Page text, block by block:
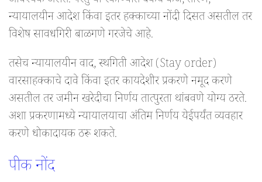
न्यायालयीन आदेश किंवा इतर हक्काच्या नोंदी दिसत असतील तर
विशेष सावधगिरी बाळगणे गरजेचे आहे.
तसेच न्यायालयीन वाद, स्थगिती आदेश (Stay order)
वारसाहक्काचे दावे किंवा इतर कायदेशीर प्रकरणे नमूद करणे
असतील तर जमीन खरेदीचा निर्णय तात्पुरता थांबवणे योग्य ठरते.
अशा प्रकरणामध्ये न्यायालयाचा अंतिम निर्णय येईपर्यंत व्यवहार
करणे धोकादायक ठरू शकते.
पीक नोंद